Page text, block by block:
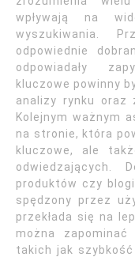
wpływają na
wyszukiwania.
odpowiednie
odpowiadały
kluczowe powinny
analizy rynku oraz
Kolejnym ważnym
na stronie, która
kluczowe, ale
odwiedzających.
produktów czy
spędzony przez
przekłada się na
można
takich jak szybkość